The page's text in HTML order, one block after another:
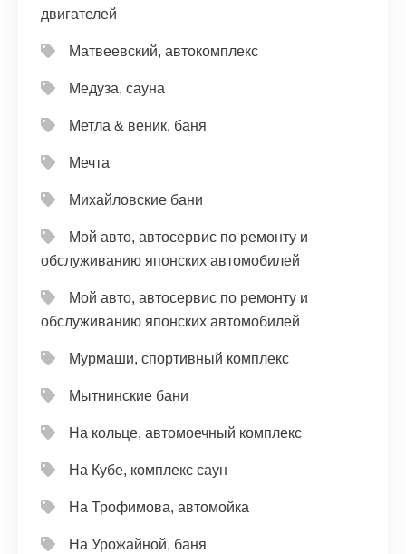
двигателей
Матвеевский, автокомплекс
Медуза, сауна
Метла & веник, баня
Мечта
Михайловские бани
Мой авто, автосервис по ремонту и
обслуживанию японских автомобилей
Мой авто, автосервис по ремонту и
обслуживанию японских автомобилей
Мурмаши, спортивный комплекс
Мытнинские бани
На кольце, автомоечный комплекс
На Кубе, комплекс саун
На Трофимова, автомойка
На Урожайной, баня